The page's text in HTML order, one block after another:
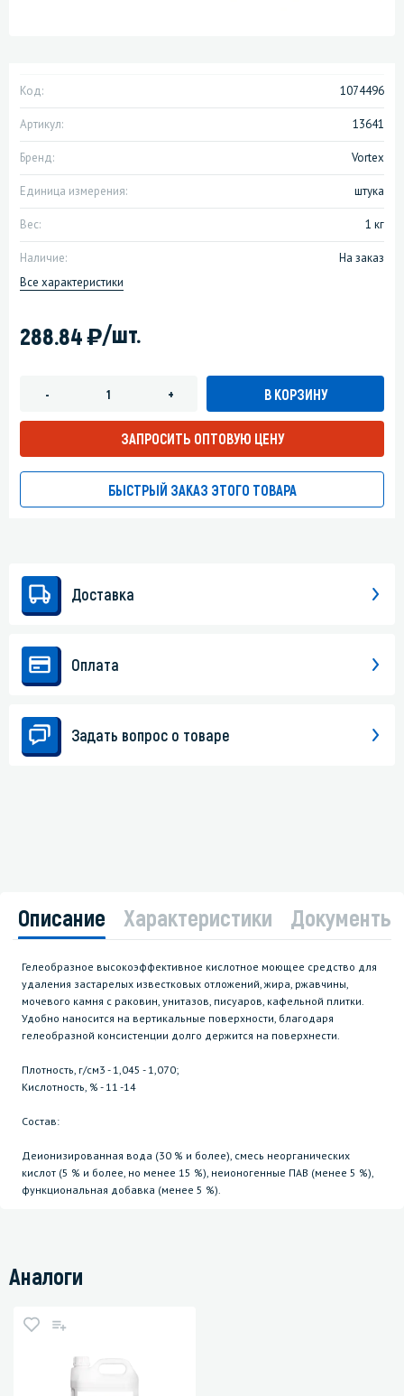
Код: 1074496
Артикул: 13641
Бренд: Vortex
Единица измерения: штука
Вес: 1 кг
Наличие:
На заказ
Все характеристики
288.84)/шт.
- + В КОРЗИНУ
ЗАПРОСИТЬ ОПТОВУЮ ЦЕНУ
БЫСТРЫЙ ЗАКАЗ ЭТОГО ТОВАРА
Доставка
Оплата
Задать вопрос о товаре
Описание Характеристики Документы
Гелеобразное высокоэффективное кислотное моющее средство для
удаления застарелых известковых отложений, жира, ржавчины,
мочевого камня с раковин, унитазов, писуаров, кафельной плитки.
Удобно наносится на вертикальные поверхности, благодаря
гелеобразной консистенции долго держится на поверхнести.
Плотность, г/см3 - 1,045 - 1,070;
Кислотность, % - 11 -14
Состав:
Деионизированная вода (30 % и более), смесь неорганических
кислот (5 % и более, но менее 15 %), неионогенные ПАВ (менее 5 %),
функциональная добавка (менее 5 %).
Аналоги